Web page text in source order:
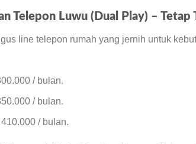
Telepon Luwu (Dual Play) – Tetap
line telepon rumah yang jernih untuk
/ bulan.
/ bulan.
410.000 / bulan.